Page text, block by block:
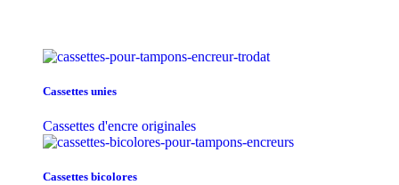
Cassettes unies
Cassettes d'encre originales
Cassettes bicolores